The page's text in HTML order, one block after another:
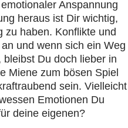
Anspannung
heraus ist Dir wichtig,
zu haben. Konflikte und
und wenn sich ein Weg
Du doch lieber in
Miene zum bösen Spiel
sein. Vielleicht
Emotionen Du
deine eigenen?